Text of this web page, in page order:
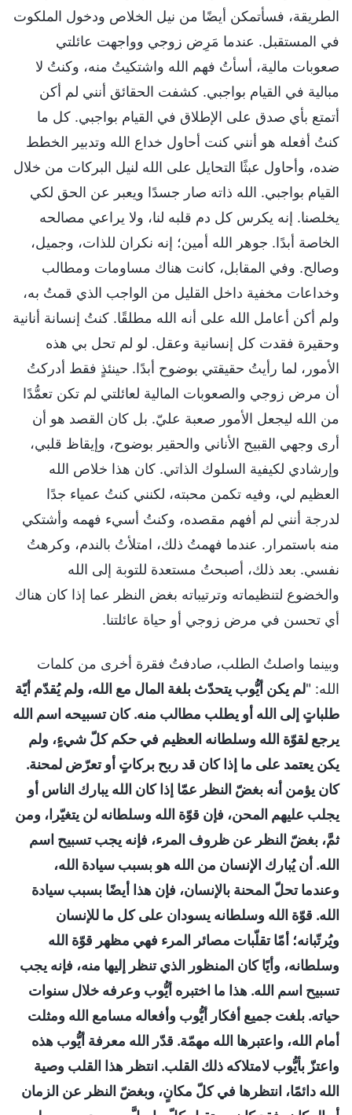
الطريقة، فسأتمكن أيضًا من نيل الخلاص ودخول الملكوت
في المستقبل. عندما مَرِض زوجي وواجهت عائلتي
صعوبات مالية، أسأتُ فهم الله واشتكيتُ منه، وكنتُ لا
مبالية في القيام بواجبي. كشفت الحقائق أنني لم أكن
أتمتع بأي صدق على الإطلاق في القيام بواجبي. كل ما
كنتُ أفعله هو أنني كنت أحاول خداع الله وتدبير الخطط
ضده، وأحاول عبثًا التحايل على الله لنيل البركات من خلال
القيام بواجبي. الله ذاته صار جسدًا ويعبر عن الحق لكي
يخلصنا. إنه يكرس كل دم قلبه لنا، ولا يراعي مصالحه
الخاصة أبدًا. جوهر الله أمين؛ إنه نكران للذات، وجميل،
وصالح. وفي المقابل، كانت هناك مساومات ومطالب
وخداعات مخفية داخل القليل من الواجب الذي قمتُ به،
ولم أكن أعامل الله على أنه الله مطلقًا. كنتُ إنسانة أنانية
وحقيرة فقدت كل إنسانية وعقل. لو لم تحل بي هذه
الأمور، لما رأيتُ حقيقتي بوضوح أبدًا. حينئذٍ فقط أدركتُ
أن مرض زوجي والصعوبات المالية لعائلتي لم تكن تعمُّدًا
من الله ليجعل الأمور صعبة عليّ. بل كان القصد هو أن
أرى وجهي القبيح الأناني والحقير بوضوح، وإيقاظ قلبي،
وإرشادي لكيفية السلوك الذاتي. كان هذا خلاص الله
العظيم لي، وفيه تكمن محبته، لكنني كنتُ عمياء جدًا
لدرجة أنني لم أفهم مقصده، وكنتُ أسيء فهمه وأشتكي
منه باستمرار. عندما فهمتُ ذلك، امتلأتُ بالندم، وكرهتُ
نفسي. بعد ذلك، أصبحتُ مستعدة للتوبة إلى الله
والخضوع لتنظيماته وترتيباته بغض النظر عما إذا كان هناك
أي تحسن في مرض زوجي أو حياة عائلتنا.
وبينما واصلتُ الطلب، صادفتُ فقرة أخرى من كلمات
الله: "لم يكن أيُّوب يتحدّث بلغة المال مع الله، ولم يُقدّم أيّة
طلباتٍ إلى الله أو يطلب مطالب منه. كان تسبيحه اسم الله
يرجع لقوّة الله وسلطانه العظيم في حكم كلّ شيءٍ، ولم
يكن يعتمد على ما إذا كان قد ربح بركاتٍ أو تعرّض لمحنة.
كان يؤمن أنه بغضّ النظر عمّا إذا كان الله يبارك الناس أو
يجلب عليهم المحن، فإن قوّة الله وسلطانه لن يتغيّرا، ومن
ثمَّ، بغضّ النظر عن ظروف المرء، فإنه يجب تسبيح اسم
الله. أن يُبارك الإنسان من الله هو بسبب سيادة الله،
وعندما تحلّ المحنة بالإنسان، فإن هذا أيضًا بسبب سيادة
الله. قوّة الله وسلطانه يسودان على كل ما للإنسان
ويُرتّبانه؛ أمّا تقلّبات مصائر المرء فهي مظهر قوّة الله
وسلطانه، وأيًا كان المنظور الذي تنظر إليها منه، فإنه يجب
تسبيح اسم الله. هذا ما اختبره أيُّوب وعرفه خلال سنوات
حياته. بلغت جميع أفكار أيُّوب وأفعاله مسامع الله ومثلت
أمام الله، واعتبرها الله مهمّة. قدّر الله معرفة أيُّوب هذه
واعتزّ بأيُّوب لامتلاكه ذلك القلب. انتظر هذا القلب وصية
الله دائمًا، انتظرها في كلّ مكانٍ، وبغضّ النظر عن الزمان